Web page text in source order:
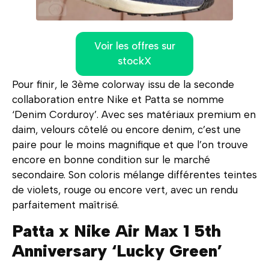
Voir les offres sur
stockX
Pour finir, le 3ème colorway issu de la seconde
collaboration entre Nike et Patta se nomme
‘Denim Corduroy’. Avec ses matériaux premium en
daim, velours côtelé ou encore denim, c’est une
paire pour le moins magnifique et que l’on trouve
encore en bonne condition sur le marché
secondaire. Son coloris mélange différentes teintes
de violets, rouge ou encore vert, avec un rendu
parfaitement maîtrisé.
Patta x Nike Air Max 1 5th
Anniversary ‘Lucky Green’